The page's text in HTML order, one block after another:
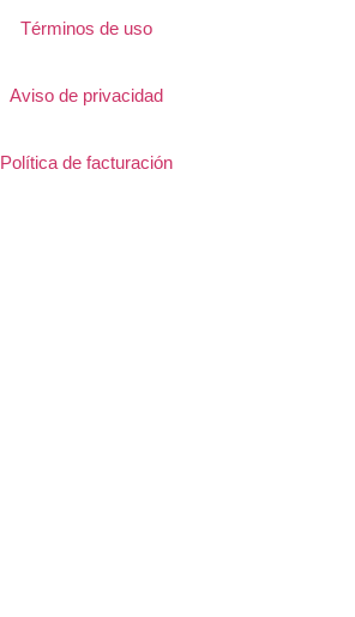
Términos de uso
Aviso de privacidad
Política de facturación